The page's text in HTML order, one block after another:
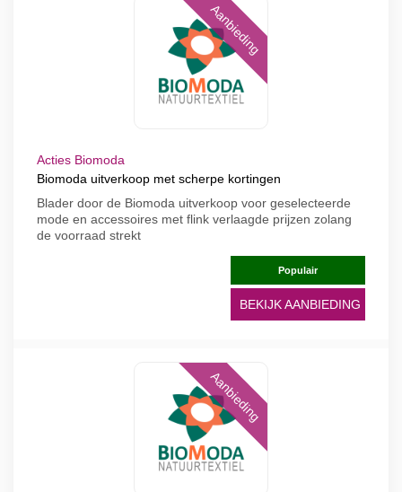
Aanbieding
Acties Biomoda
Biomoda uitverkoop met scherpe kortingen
Blader door de Biomoda uitverkoop voor geselecteerde
mode en accessoires met flink verlaagde prijzen zolang
de voorraad strekt
Populair
BEKIJK AANBIEDING
Aanbieding